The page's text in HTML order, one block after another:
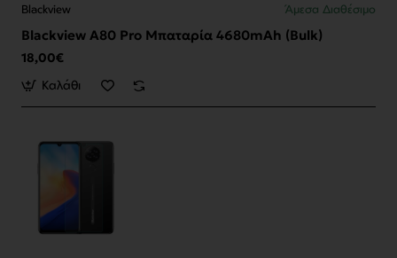
Blackview Άμεσα Διαθέσιμο
Blackview A80 Pro Μπαταρία 4680mAh (Bulk)
18,00€
Καλάθι